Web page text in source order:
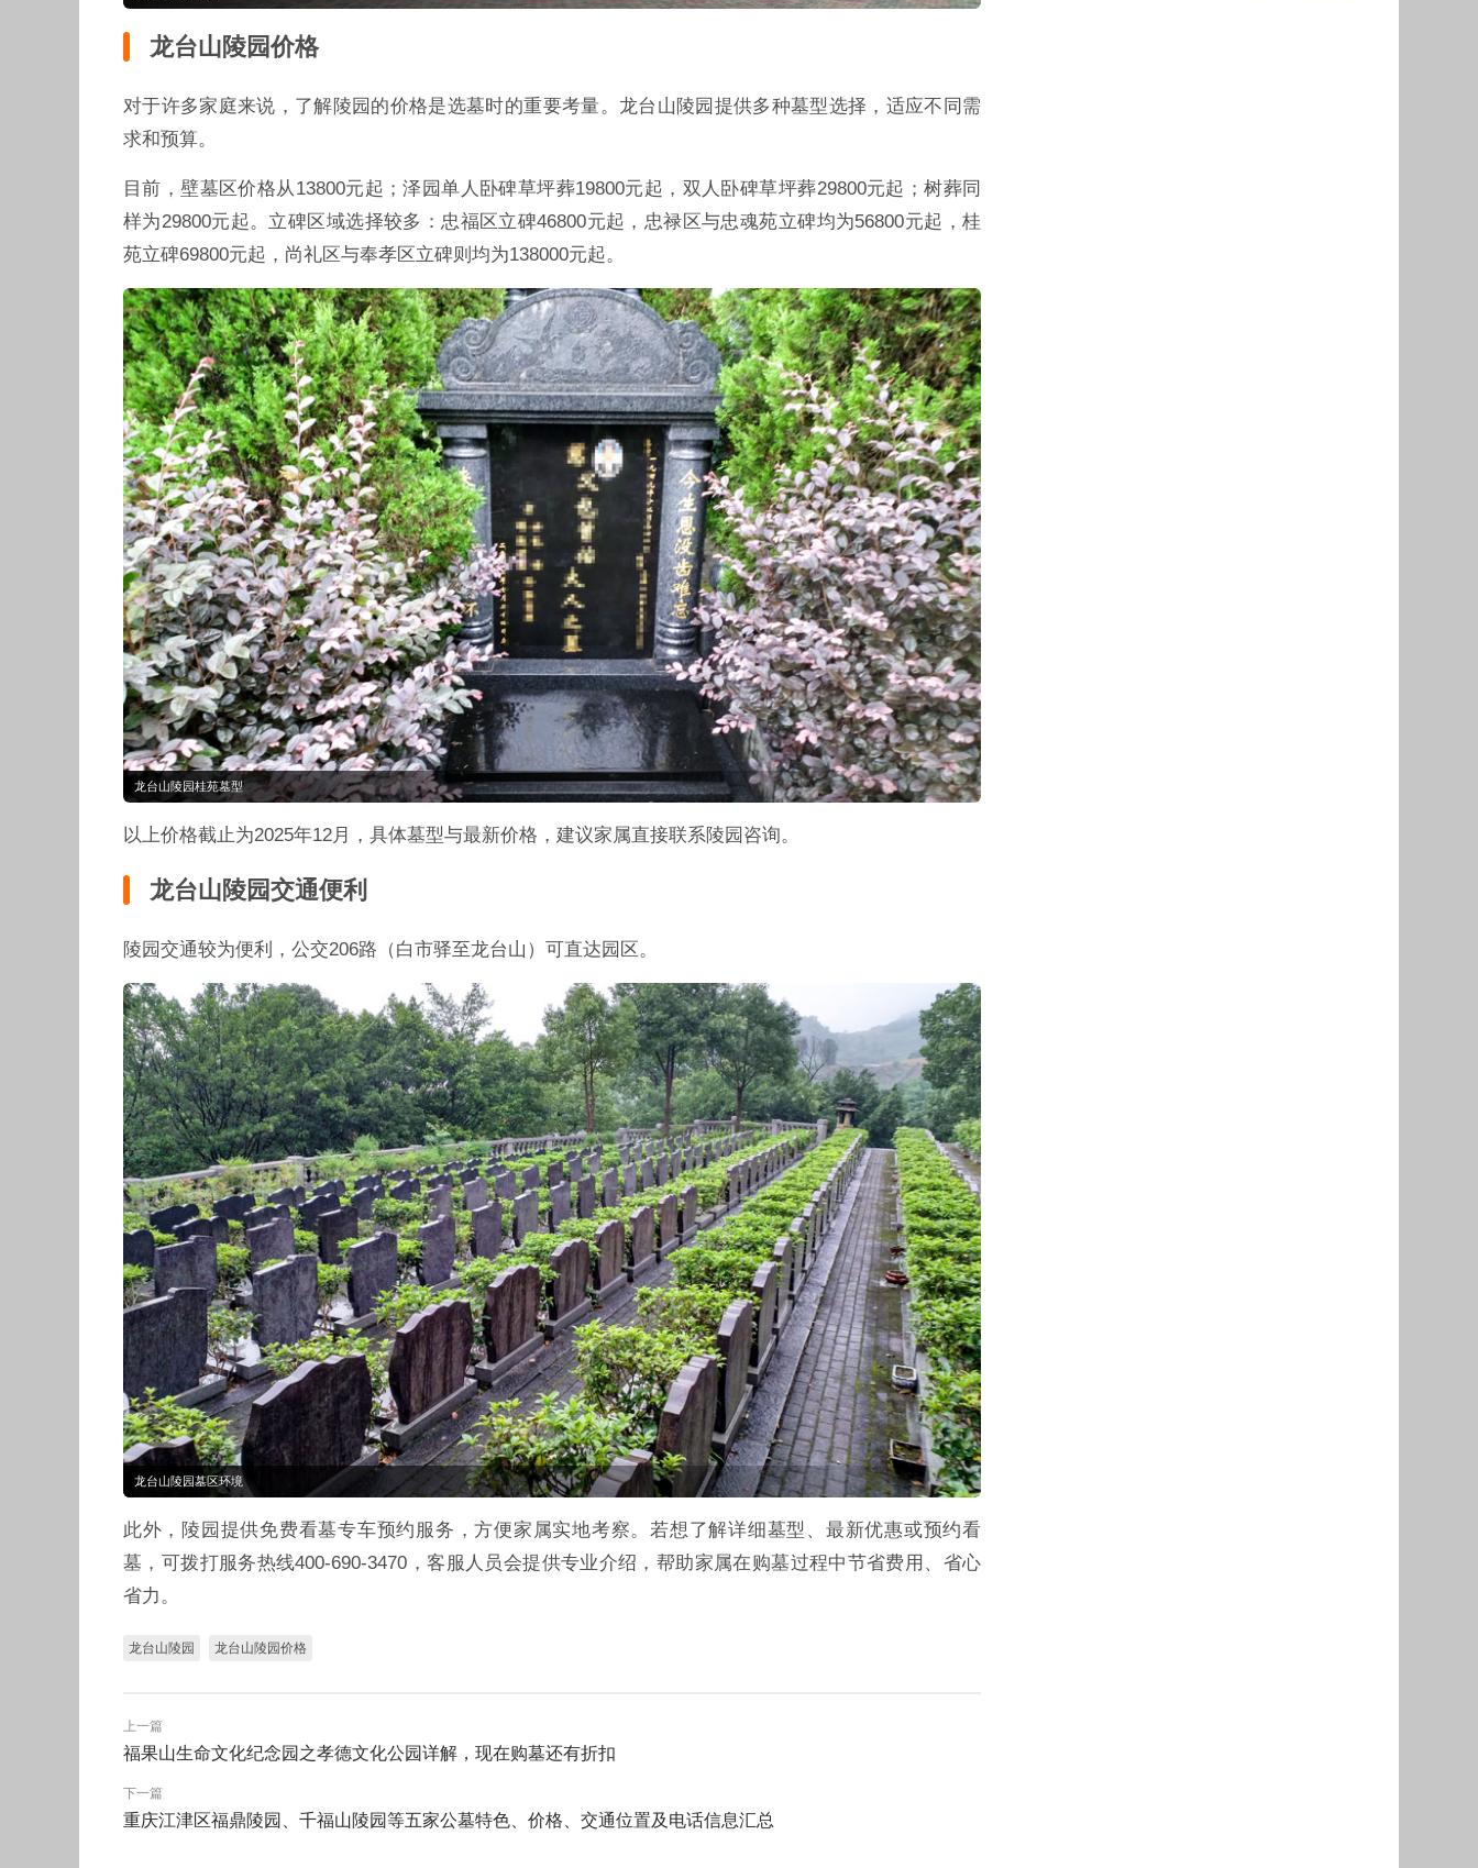
龙台山陵园价格
对于许多家庭来说，了解陵园的价格是选墓时的重要考量。龙台山陵园提供多种墓型选择，适应不同需
求和预算。
目前，壁墓区价格从13800元起；泽园单人卧碑草坪葬19800元起，双人卧碑草坪葬29800元起；树葬同
样为29800元起。立碑区域选择较多：忠福区立碑46800元起，忠禄区与忠魂苑立碑均为56800元起，桂
苑立碑69800元起，尚礼区与奉孝区立碑则均为138000元起。
龙台山陵园桂苑墓型
以上价格截止为2025年12月，具体墓型与最新价格，建议家属直接联系陵园咨询。
龙台山陵园交通便利
陵园交通较为便利，公交206路（白市驿至龙台山）可直达园区。
龙台山陵园墓区环境
此外，陵园提供免费看墓专车预约服务，方便家属实地考察。若想了解详细墓型、最新优惠或预约看
墓，可拨打服务热线400-690-3470，客服人员会提供专业介绍，帮助家属在购墓过程中节省费用、省心
省力。
龙台山陵园 龙台山陵园价格
上一篇
福果山生命文化纪念园之孝德文化公园详解，现在购墓还有折扣
下一篇
重庆江津区福鼎陵园、千福山陵园等五家公墓特色、价格、交通位置及电话信息汇总